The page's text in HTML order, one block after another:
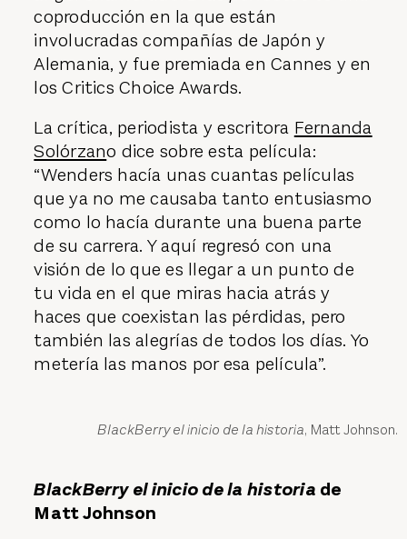
coproducción en la que están
involucradas compañías de Japón y
Alemania, y fue premiada en Cannes y en
los Critics Choice Awards.
La crítica, periodista y escritora Fernanda
Solórzano dice sobre esta película:
“Wenders hacía unas cuantas películas
que ya no me causaba tanto entusiasmo
como lo hacía durante una buena parte
de su carrera. Y aquí regresó con una
visión de lo que es llegar a un punto de
tu vida en el que miras hacia atrás y
haces que coexistan las pérdidas, pero
también las alegrías de todos los días. Yo
metería las manos por esa película”.
BlackBerry el inicio de la historia, Matt Johnson.
BlackBerry el inicio de la historia de
Matt Johnson